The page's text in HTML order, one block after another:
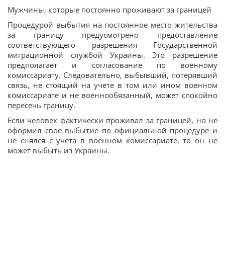
Мужчины, которые постоянно проживают за границей
Процедурой выбытия на постоянное место жительства
за границу предусмотрено предоставление
соответствующего разрешения Государственной
миграционной службой Украины. Это разрешение
предполагает и согласование по военному
комиссариату. Следовательно, выбывший, потерявший
связь, не стоящий на учете в том или ином военном
комиссариате и не военнообязанный, может спокойно
пересечь границу.
Если человек фактически проживал за границей, но не
оформил свое выбытие по официальной процедуре и
не снялся с учета в военном комиссариате, то он не
может выбыть из Украины.